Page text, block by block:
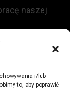
i/lub
to, aby poprawić
naszej